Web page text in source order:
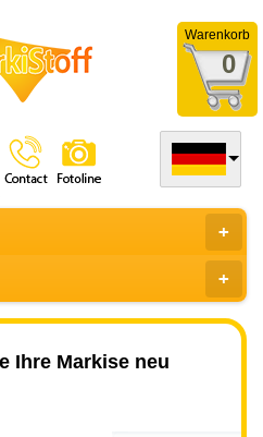
Warenkorb
0
Ihre Markise neu